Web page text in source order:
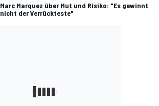
Marc Marquez über Mut und Risiko: "Es gewinnt
nicht der Verrückteste"